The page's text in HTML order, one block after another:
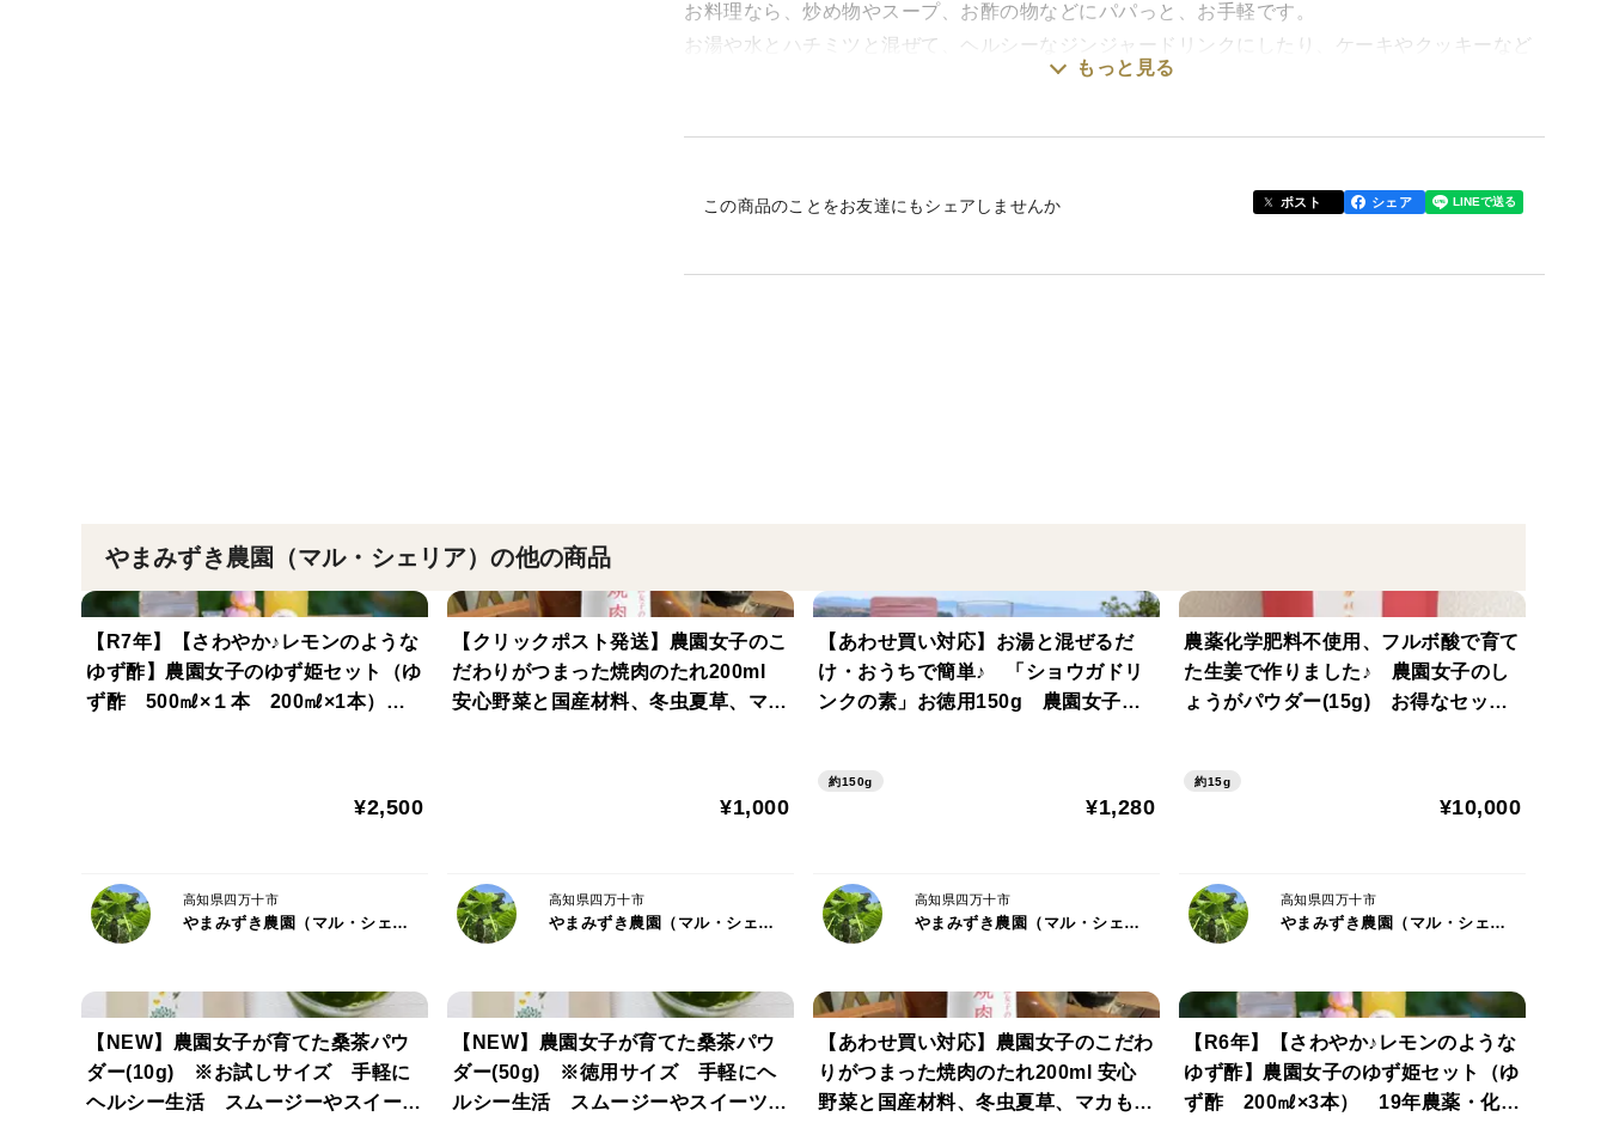
お料理なら、炒め物やスープ、お酢の物などにパパっと、お手軽です。
お湯や水とハチミツと混ぜて、ヘルシーなジンジャードリンクにしたり、ケーキやクッキーなど
程よい辛み、不思議にほんのり甘みがあります。
もっと見る
この商品のことをお友達にもシェアしませんか ポスト シェア
やまみずき農園（マル・シェリア）の他の商品
【R7年】【さわやか♪レモンのような
ゆず酢】農園女子のゆず姫セット（ゆ
ず酢 500㎖×１本 200㎖×1本） 1
¥2,500
高知県四万十市
やまみずき農園（マル・シェリア）
【クリックポスト発送】農園女子のこ
だわりがつまった焼肉のたれ200ml
安心野菜と国産材料、冬虫夏草、マカ
¥1,000
高知県四万十市
やまみずき農園（マル・シェリア）
【あわせ買い対応】お湯と混ぜるだ
け・おうちで簡単♪ 「ショウガドリ
ンクの素」お徳用150g 農園女子の
約150g
¥1,280
高知県四万十市
やまみずき農園（マル・シェリア）
農薬化学肥料不使用、フルボ酸で育て
た生姜で作りました♪ 農園女子のし
ょうがパウダー(15g) お得なセット1
約15g
¥10,000
高知県四万十市
やまみずき農園（マル・シェリア）
【NEW】農園女子が育てた桑茶パウ
ダー(10g) ※お試しサイズ 手軽に
ヘルシー生活 スムージーやスイー
【NEW】農園女子が育てた桑茶パウ
ダー(50g) ※徳用サイズ 手軽にヘ
ルシー生活 スムージーやスイーツ、
【あわせ買い対応】農園女子のこだわ
りがつまった焼肉のたれ200ml 安心
野菜と国産材料、冬虫夏草、マカもブ
【R6年】【さわやか♪レモンのような
ゆず酢】農園女子のゆず姫セット（ゆ
ず酢 200㎖×3本） 19年農薬・化学